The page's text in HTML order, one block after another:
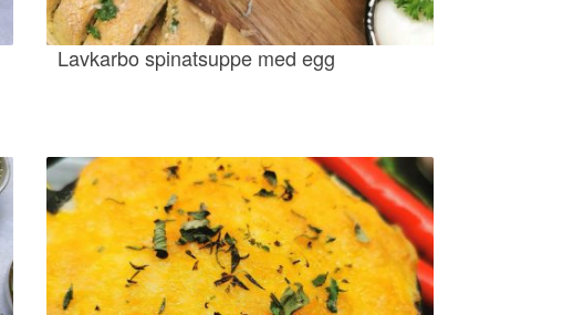
Lavkarbo spinatsuppe med egg